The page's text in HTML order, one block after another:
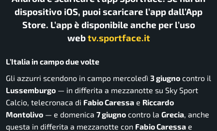
dispositivo iOS, puoi scaricare l’app dall’App
Store. L’app è disponibile anche per l’uso
webtv.sportface.it
L’Italia in campo due volte
Gli azzurri scendono in campo mercoledì 3 giugno contro il
Lussemburgo — in differita a mezzanotte su Sky Sport
Calcio, telecronaca di Fabio Caressa e Riccardo
Montolivo — e domenica 7 giugno contro la Grecia , anche
questa in differita a mezzanotte con Fabio Caressa e